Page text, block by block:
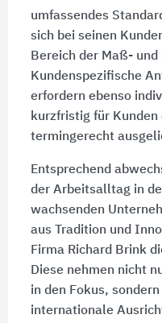
umfassendes
sich bei seinen
Bereich der Maß-
Kundenspezifische
erfordern ebenso
kurzfristig für
termingerecht
Entsprechend
der Arbeitsalltag in
wachsenden
aus Tradition und
Firma Richard Brink
Diese nehmen nicht
in den Fokus,
internationale